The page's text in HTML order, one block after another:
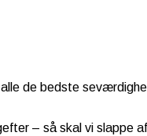
de bedste
– så skal vi slappe